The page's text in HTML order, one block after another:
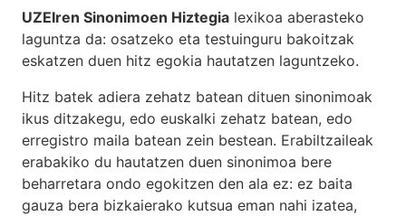
UZEIren Sinonimoen Hiztegia lexikoa aberasteko
laguntza da: osatzeko eta testuinguru bakoitzak
eskatzen duen hitz egokia hautatzen laguntzeko.
Hitz batek adiera zehatz batean dituen sinonimoak
ikus ditzakegu, edo euskalki zehatz batean, edo
erregistro maila batean zein bestean. Erabiltzaileak
erabakiko du hautatzen duen sinonimoa bere
beharretara ondo egokitzen den ala ez: ez baita
gauza bera bizkaierako kutsua eman nahi izatea,